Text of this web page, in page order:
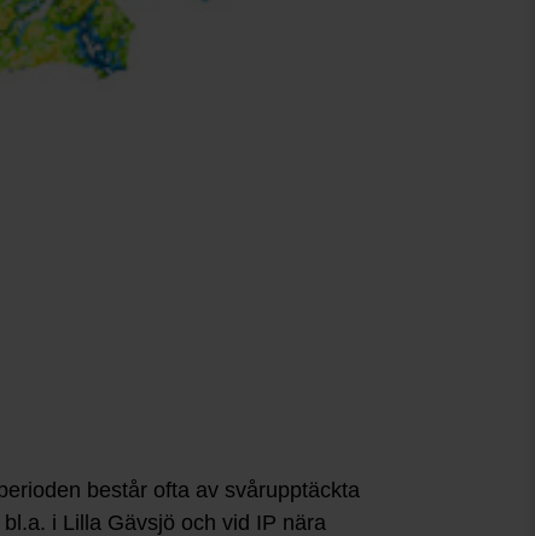
består ofta av svårupptäckta
i Lilla Gävsjö och vid IP nära